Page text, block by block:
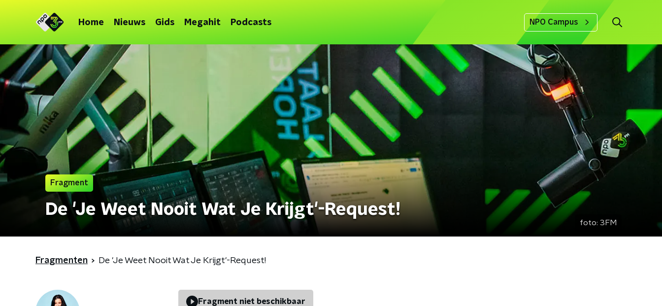
Home Nieuws Gids Megahit Podcasts NPO Campus
Fragment
De 'Je Weet Nooit Wat Je Krijgt'-Request!
foto: 3FM
Fragmenten De 'Je Weet Nooit Wat Je Krijgt'-Request!
Fragment niet beschikbaar